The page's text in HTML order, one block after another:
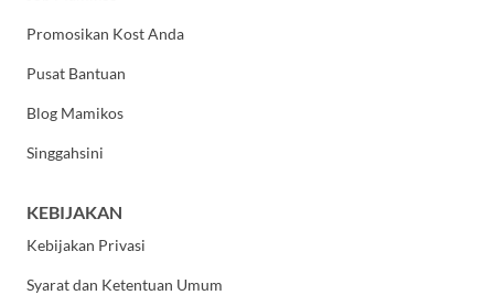
Promosikan Kost Anda
Pusat Bantuan
Blog Mamikos
Singgahsini
KEBIJAKAN
Kebijakan Privasi
Syarat dan Ketentuan Umum